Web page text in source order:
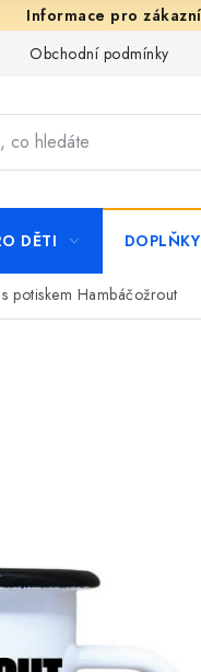
Obchodní podmínky
DĚTI DOPLŇKY
potiskem Hambáčožrout